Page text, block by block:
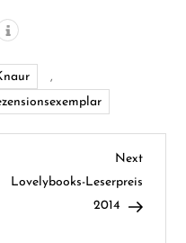
,
Next
Post
Next
Lovelybooks-Leserpreis
2014